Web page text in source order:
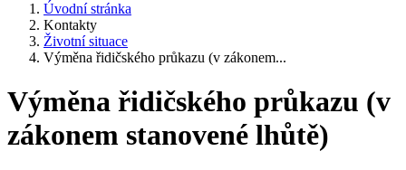
Úvodní stránka
Kontakty
Životní situace
Výměna řidičského průkazu (v zákonem...
Výměna řidičského průkazu (v
zákonem stanovené lhůtě)